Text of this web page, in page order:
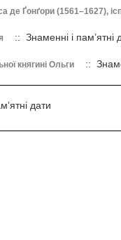
де Ґонґори (1561–1627),
:: Знаменні і пам’ятні
княгині Ольги ::
дати